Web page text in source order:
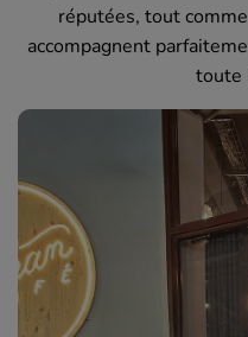
réputées, tout
accompagnent
toute